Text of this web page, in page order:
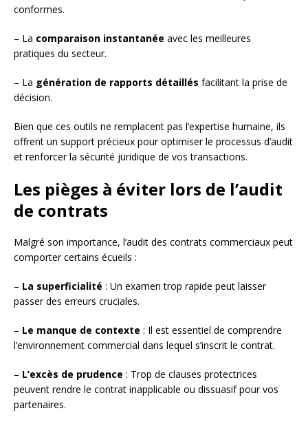
conformes.
– La comparaison instantanée avec les meilleures
pratiques du secteur.
– La génération de rapports détaillés facilitant la prise de
décision.
Bien que ces outils ne remplacent pas l’expertise humaine, ils
offrent un support précieux pour optimiser le processus d’audit
et renforcer la sécurité juridique de vos transactions.
Les pièges à éviter lors de l’audit
de contrats
Malgré son importance, l’audit des contrats commerciaux peut
comporter certains écueils :
– La superficialité : Un examen trop rapide peut laisser
passer des erreurs cruciales.
– Le manque de contexte : Il est essentiel de comprendre
l’environnement commercial dans lequel s’inscrit le contrat.
– L’excès de prudence : Trop de clauses protectrices
peuvent rendre le contrat inapplicable ou dissuasif pour vos
partenaires.